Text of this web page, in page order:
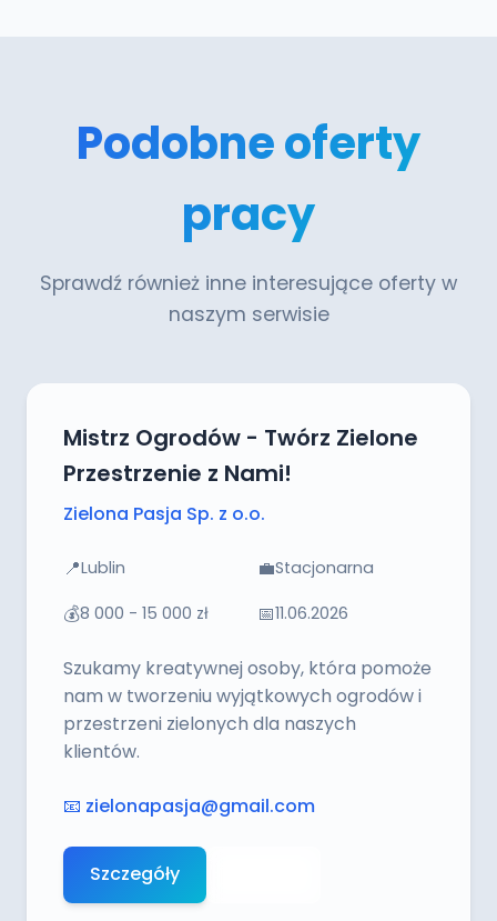
Podobne oferty
pracy
Sprawdź również inne interesujące oferty w
naszym serwisie
Mistrz Ogrodów - Twórz Zielone
Przestrzenie z Nami!
Zielona Pasja Sp. z o.o.
📍Lublin 💼Stacjonarna
💰8 000 - 15 000 zł 📅11.06.2026
Szukamy kreatywnej osoby, która pomoże
nam w tworzeniu wyjątkowych ogrodów i
przestrzeni zielonych dla naszych
klientów.
📧 zielonapasja@gmail.com
Szczegóły